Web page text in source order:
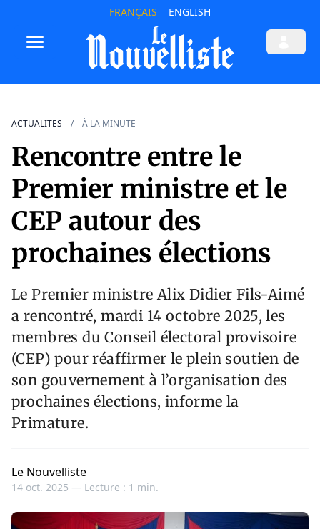
FRANÇAIS ENGLISH
ACTUALITES À LA MINUTE
Rencontre entre le
Premier ministre et le
CEP autour des
prochaines élections
Le Premier ministre Alix Didier Fils-Aimé
a rencontré, mardi 14 octobre 2025, les
membres du Conseil électoral provisoire
(CEP) pour réaffirmer le plein soutien de
son gouvernement à l’organisation des
prochaines élections, informe la
Primature.
Le Nouvelliste
14 oct. 2025 — Lecture : 1 min.